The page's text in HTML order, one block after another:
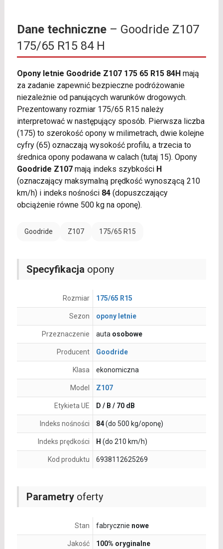
Dane techniczne– Goodride Z107
175/65 R15 84 H
Opony letnie Goodride Z107 175 65 R15 84Hmają
za zadanie zapewnić bezpieczne podróżowanie
niezależnie od panujących warunków drogowych.
Prezentowany rozmiar 175/65 R15 należy
interpretować w następujący sposób. Pierwsza liczba
(175) to szerokość opony w milimetrach, dwie kolejne
cyfry (65) oznaczają wysokość profilu, a trzecia to
średnica opony podawana w calach (tutaj 15). Opony
Goodride Z107mają indeks szybkości H
(oznaczający maksymalną prędkość wynoszącą 210
km/h) i indeks nośności 84(dopuszczający
obciążenie równe 500 kg na oponę).
Goodride Z107 175/65 R15
Parametryoferty
Stan fabrycznie nowe
Jakość 100% oryginalne
Specyfikacja opony
Rozmiar 175/65 R15
Sezon opony letnie
Przeznaczenie auta osobowe
Producent Goodride
Klasa ekonomiczna
Model Z107
Etykieta UE D / B / 70 dB
Indeks nośności 84(do 500 kg/oponę)
Indeks prędkości H (do 210 km/h)
Kod produktu 6938112625269